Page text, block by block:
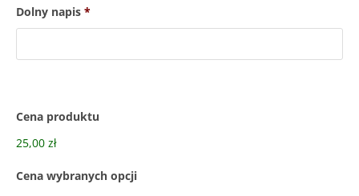
Dolny napis *
Cena produktu
25,00 zł
Cena wybranych opcji